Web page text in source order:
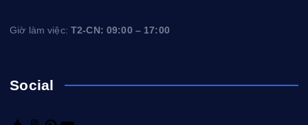
Giờ làm việc:T2-CN: 09:00 – 17:00
Social